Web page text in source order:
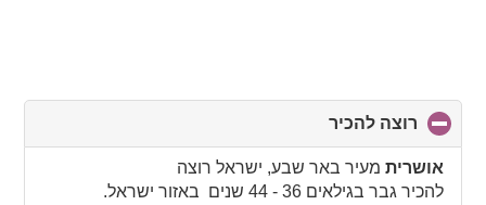
רוצה להכיר
to
collapse
contents
אושרית מעיר באר שבע, ישראל רוצה
להכיר גבר בגילאים 36 - 44 שנים באזור ישראל.